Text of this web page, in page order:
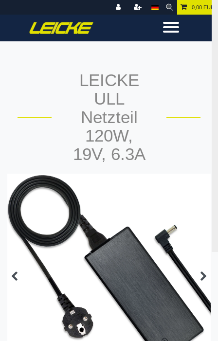
0,00 EUR
LEICKE
ULL
Netzteil
120W,
19V, 6.3A